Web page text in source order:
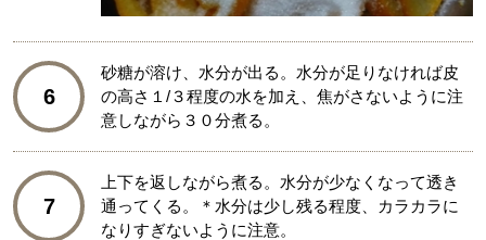
6
砂糖が溶け、水分が出る。水分が足りなければ皮
の高さ１/３程度の水を加え、焦がさないように注
意しながら３０分煮る。
7
上下を返しながら煮る。水分が少なくなって透き
通ってくる。＊水分は少し残る程度、カラカラに
なりすぎないように注意。